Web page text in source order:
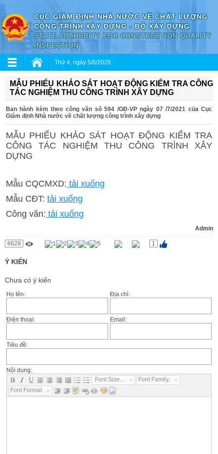
CỤC GIÁM ĐỊNH NHÀ NƯỚC VỀ CHẤT LƯỢNG
CÔNG TRÌNH XÂY DỰNG - BỘ XÂY DỰNG
STATE AUTHORITY FOR CONSTRUCTION QUALITY
INSPECTION
Thứ 4, ngày 5/8/2026
MẪU PHIẾU KHẢO SÁT HOẠT ĐỘNG KIỂM TRA CÔNG
TÁC NGHIỆM THU CÔNG TRÌNH XÂY DỰNG
Ban hành kèm theo công văn số 594 /GĐ-VP ngày 07 /7/2021 của Cục
Giám định Nhà nước về chất lượng công trình xây dựng
MẪU PHIẾU KHẢO SÁT HOẠT ĐỘNG KIỂM TRA
CÔNG TÁC NGHIỆM THU CÔNG TRÌNH XÂY
DỰNG
Mẫu CQCMXD: tải xuống
Mẫu CĐT: tải xuống
Công văn: tải xuống
Admin
6628 1
Ý KIẾN
Chưa có ý kiến
Họ tên: Địa chỉ:
Điện thoại: Email:
Tiêu đề:
Nội dung:
Font Size...
Font Family...
Font Format...